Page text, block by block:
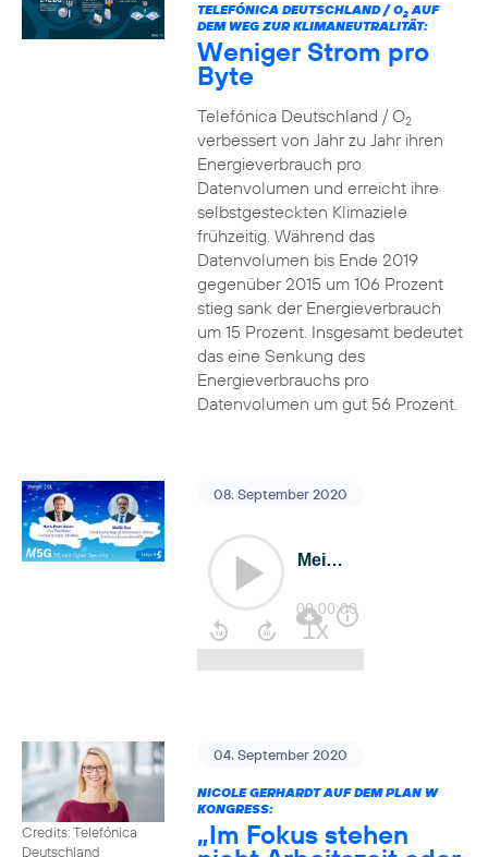
TELEFÓNICA DEUTSCHLAND / O2AUF
DEM WEG ZUR KLIMANEUTRALITÄT:
Weniger Strom pro
Byte
Telefónica Deutschland / O2
verbessert von Jahr zu Jahr ihren
Energieverbrauch pro
Datenvolumen und erreicht ihre
selbstgesteckten Klimaziele
frühzeitig. Während das
Datenvolumen bis Ende 2019
gegenüber 2015 um 106 Prozent
stieg sank der Energieverbrauch
um 15 Prozent. Insgesamt bedeutet
das eine Senkung des
Energieverbrauchs pro
Datenvolumen um gut 56 Prozent.
08. September 2020
Credits: Telefónica
Deutschland
04. September 2020
NICOLE GERHARDT AUF DEM PLAN W
KONGRESS:
„Im Fokus stehen